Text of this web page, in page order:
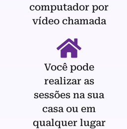
computador por
vídeo chamada
Você pode
realizar as
sessões na sua
casa ou em
qualquer lugar